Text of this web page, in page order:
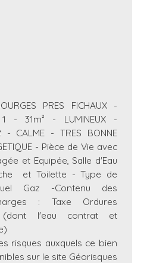
PRES FICHAUX -
1 - 31m² - LUMINEUX -
- CALME - TRES BONNE
- Pièce de Vie avec
et Equipée, Salle d'Eau
et Toilette - Type de
Gaz -Contenu des
: Taxe Ordures
(dont l'eau contrat et
risques auxquels ce bien
sur le site Géorisques